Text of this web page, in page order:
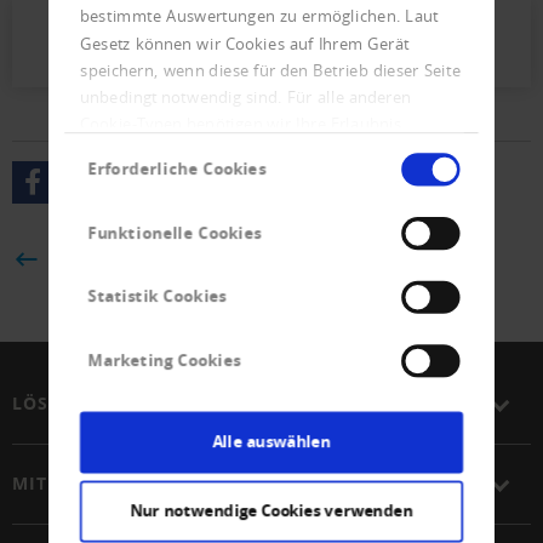
bestimmte Auswertungen zu ermöglichen. Laut
Gesetz können wir Cookies auf Ihrem Gerät
speichern, wenn diese für den Betrieb dieser Seite
unbedingt notwendig sind. Für alle anderen
Erforderliche Cookies
Funktionelle Cookies
Statistik Cookies
Marketing Cookies
Alle auswählen
Nur notwendige Cookies verwenden
Presseletter_2023_04.pdf (562 KB)
LÖSUNGEN
MITGLIEDSCHAFT